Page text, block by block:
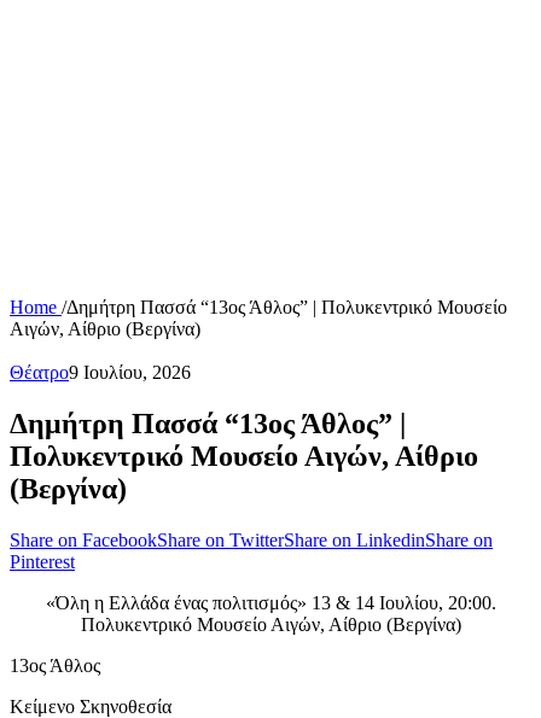
Home /Δημήτρη Πασσά “13ος Άθλος” | Πολυκεντρικό Μουσείο
Αιγών, Αίθριο (Βεργίνα)
Θέατρο9 Ιουλίου, 2026
Δημήτρη Πασσά “13ος Άθλος” |
Πολυκεντρικό Μουσείο Αιγών, Αίθριο
(Βεργίνα)
Share on FacebookShare on TwitterShare on LinkedinShare on
Pinterest
«Όλη η Ελλάδα ένας πολιτισμός» 13 & 14 Ιουλίου, 20:00.
Πολυκεντρικό Μουσείο Αιγών, Αίθριο (Βεργίνα)
13ος Άθλος
Κείμενο Σκηνοθεσία